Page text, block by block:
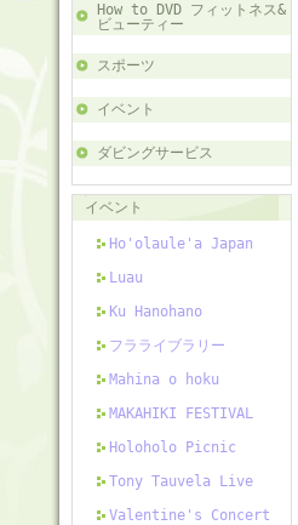
How to DVD フィットネス&
ビューティー
スポーツ
イベント
ダビングサービス
イベント
Ho'olaule'a Japan
Luau
Ku Hanohano
フラライブラリー
Mahina o hoku
MAKAHIKI FESTIVAL
Holoholo Picnic
Tony Tauvela Live
Valentine's Concert